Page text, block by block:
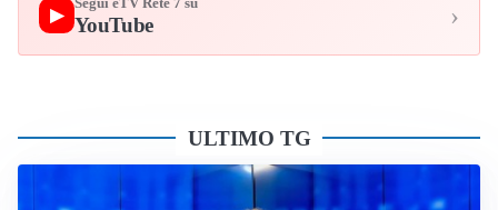
▶
Segui èTV Rete 7 su
YouTube ›
ULTIMO TG